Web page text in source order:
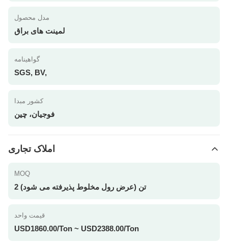
مدل محصول
لمینت های براق
گواهینامه
SGS, BV,
کشور مبدا
فوجیان، چین
املاک تجاری
MOQ
2 تن (عرض رول مخلوط پذیرفته می شود)
قیمت واحد
USD1860.00/Ton ~ USD2388.00/Ton